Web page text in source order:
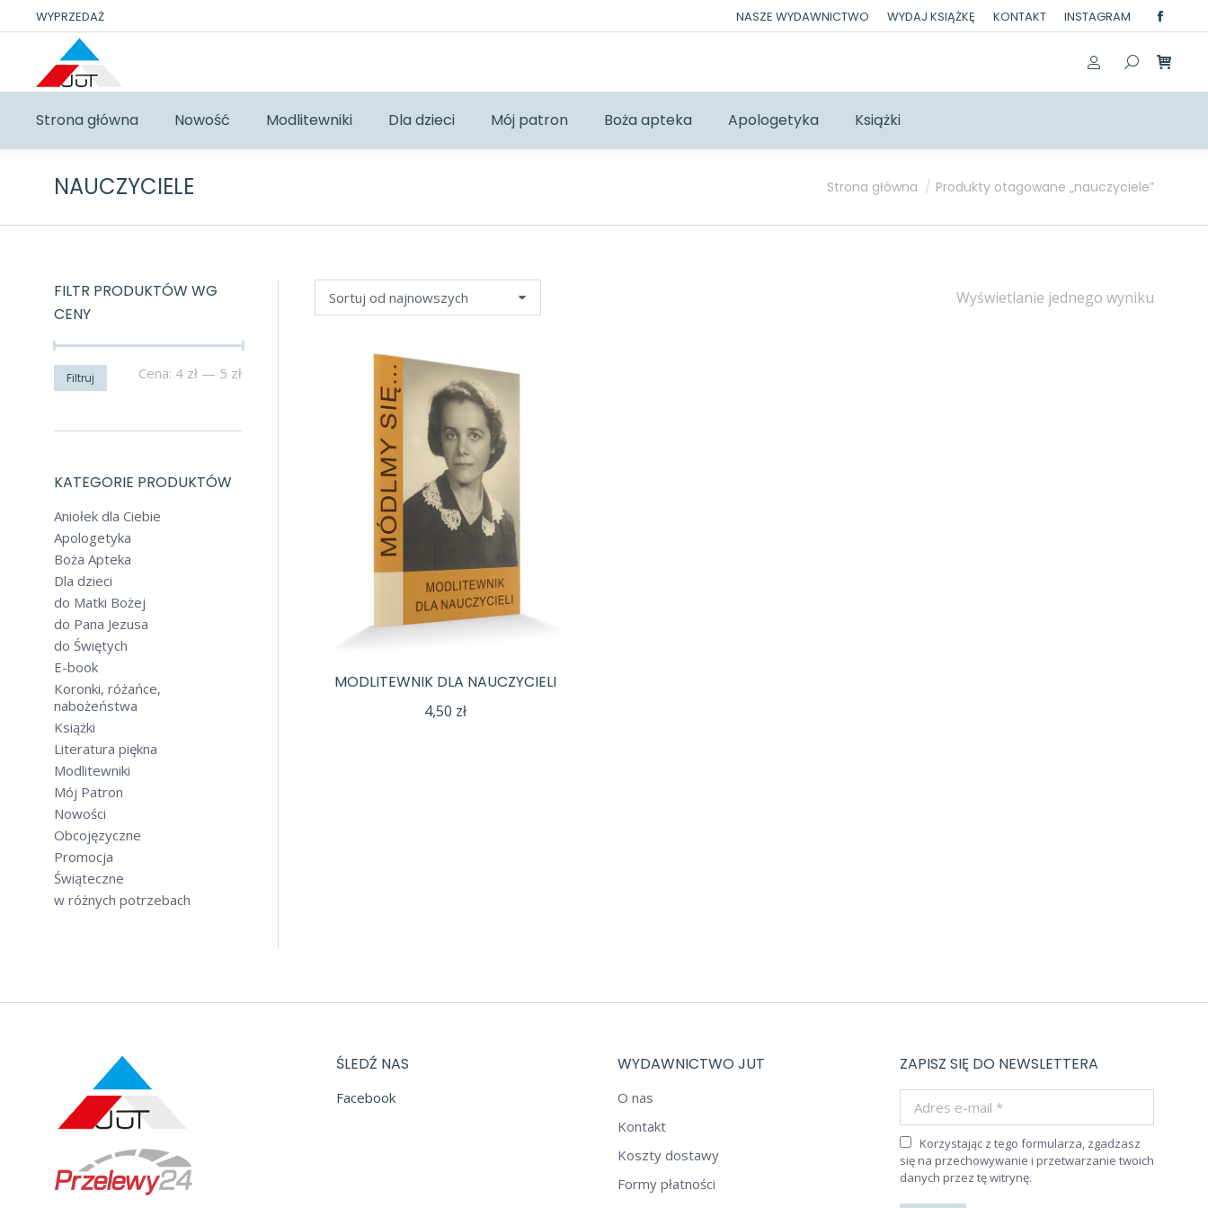
WYPRZEDAŻ NASZE WYDAWNICTWO WYDAJ KSIĄŻKĘ KONTAKT INSTAGRAM
page
opens
in
Strona główna Nowość Modlitewniki Dla dzieci Mój patron Boża apteka Apologetyka Książki
NAUCZYCIELE Jesteś tutaj:
Strona główna Produkty otagowane „nauczyciele”
Wyświetlanie jednego wyniku
MODLITEWNIK DLA NAUCZYCIELI
4,50 zł
FILTR PRODUKTÓW WG
CENY
Cena
Cena
Filtruj Cena: 4 zł — 5 zł
KATEGORIE PRODUKTÓW
Aniołek dla Ciebie
Apologetyka
Boża Apteka
Dla dzieci
do Matki Bożej
do Pana Jezusa
do Świętych
E-book
Koronki, różańce,
nabożeństwa
Książki
Literatura piękna
Modlitewniki
Mój Patron
Nowości
Obcojęzyczne
Promocja
Świąteczne
w różnych potrzebach
ŚLEDŹ NAS
Facebook
WYDAWNICTWO JUT
O nas
Kontakt
Koszty dostawy
Formy płatności
ZAPISZ SIĘ DO NEWSLETTERA
Korzystając z tego formularza, zgadzasz
się na przechowywanie i przetwarzanie twoich
danych przez tę witrynę.